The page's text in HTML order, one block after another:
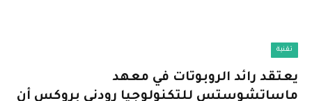
تقنية
يعتقد رائد الروبوتات في معهد
ماساتشوستس للتكنولوجيا رودني بروكس أن